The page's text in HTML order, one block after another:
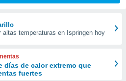
altas temperaturas en Ispringen hoy
días de calor extremo que
fuertes